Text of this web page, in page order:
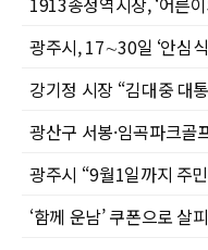
광주시, 17∼30일 ‘안심
강기정 시장 “김대중 대
광산구 서봉·임곡파크골
광주시 “9월1일까지 주
‘함께 운남’ 쿠폰으로 살